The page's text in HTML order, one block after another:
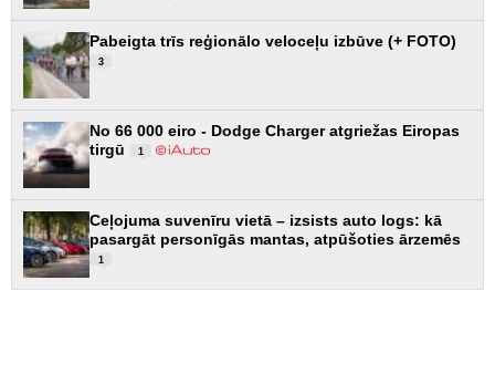
Pabeigta trīs reģionālo veloceļu izbūve (+ FOTO)
3
No 66 000 eiro - Dodge Charger atgriežas Eiropas
tirgū
1
Ceļojuma suvenīru vietā – izsists auto logs: kā
pasargāt personīgās mantas, atpūšoties ārzemēs
1